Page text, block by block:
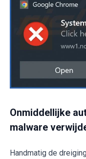
Onmiddellijke
malware
Handmatig de